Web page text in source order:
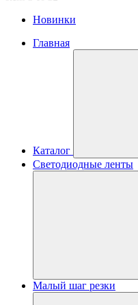
Новинки
Главная
Каталог
Светодиодные ленты
Малый шаг резки